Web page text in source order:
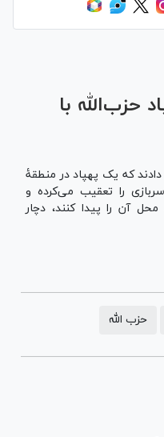
حزب‌الله با
که یک پهپاد در منطقۀ
را تعقیب می‌کرده و
آن را پیدا کنند، دچار
حزب الله